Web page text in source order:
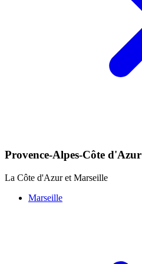
Provence-Alpes-Côte d'Azur
La Côte d'Azur et Marseille
Marseille